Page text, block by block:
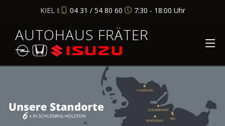
KIEL I: 04 31 / 54 80 60 7:30 - 18:00 Uhr
AUTOHAUS FRÄTER